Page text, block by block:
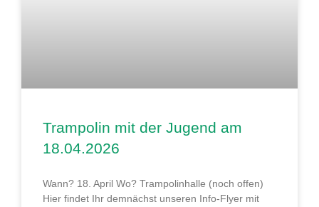
Trampolin mit der Jugend am
18.04.2026
Wann? 18. April Wo? Trampolinhalle (noch offen)
Hier findet Ihr demnächst unseren Info-Flyer mit